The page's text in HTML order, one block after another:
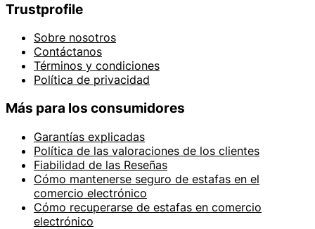
Trustprofile
Sobre nosotros
Contáctanos
Términos y condiciones
Política de privacidad
Más para los consumidores
Garantías explicadas
Política de las valoraciones de los clientes
Fiabilidad de las Reseñas
Cómo mantenerse seguro de estafas en el
comercio electrónico
Cómo recuperarse de estafas en comercio
electrónico